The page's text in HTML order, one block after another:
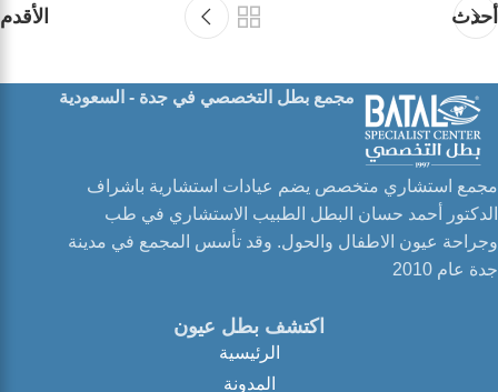
أحدث الأقدم
مجمع بطل التخصصي في جدة - السعودية
مجمع استشاري متخصص يضم عيادات استشارية باشراف
الدكتور أحمد حسان البطل الطبيب الاستشاري في طب
وجراحة عيون الاطفال والحول. وقد تأسس المجمع في مدينة
جدة عام 2010
اكتشف بطل عيون
الرئيسية
المدونة